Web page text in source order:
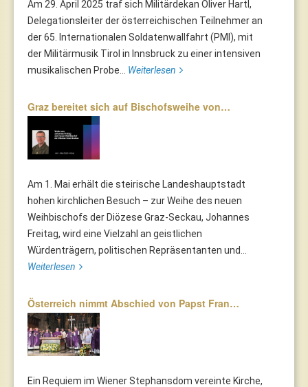
Am 29. April 2025 traf sich Militärdekan Oliver Hartl,
Delegationsleiter der österreichischen Teilnehmer an
der 65. Internationalen Soldatenwallfahrt (PMI), mit
der Militärmusik Tirol in Innsbruck zu einer intensiven
musikalischen Probe... Weiterlesen
Graz bereitet sich auf Bischofsweihe von…
Am 1. Mai erhält die steirische Landeshauptstadt
hohen kirchlichen Besuch – zur Weihe des neuen
Weihbischofs der Diözese Graz-Seckau, Johannes
Freitag, wird eine Vielzahl an geistlichen
Würdenträgern, politischen Repräsentanten und...
Weiterlesen
Österreich nimmt Abschied von Papst Fran…
Ein Requiem im Wiener Stephansdom vereinte Kirche,